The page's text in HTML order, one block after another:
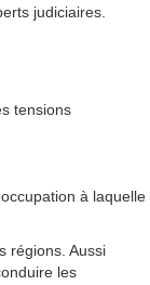
judiciaires.
tensions
à laquelle
régions. Aussi
les